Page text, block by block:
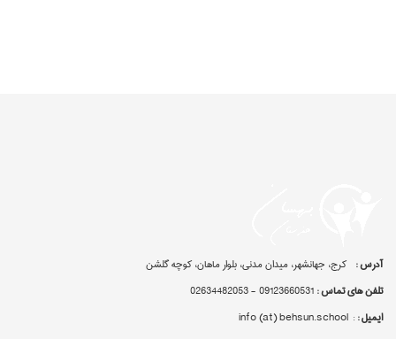
آدرس : کرج، جهانشهر، میدان مدنی، بلوار ماهان، کوچه گلشن
تلفن های تماس :09123660531 - 02634482053
ایمیل :: info (at) behsun.school